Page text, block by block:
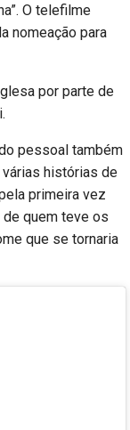
O telefilme
nomeação para
por parte de
pessoal também
várias histórias de
primeira vez
de quem teve os
que se tornaria